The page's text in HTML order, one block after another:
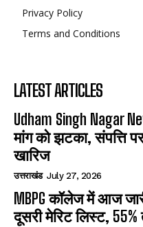
Privacy Policy
Terms and Conditions
LATEST ARTICLES
Udham Singh Nagar
मांग को झटका, संपत्ति
खारिज
उत्तराखंड July 27, 2026
MBPG कॉलेज में आज
दूसरी मेरिट लिस्ट, 55%